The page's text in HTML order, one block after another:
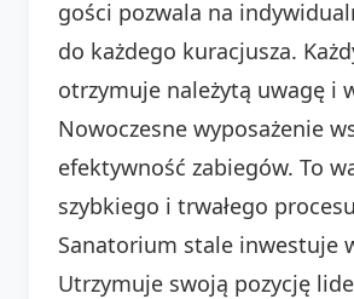
gości pozwala na
do każdego kuracjusza.
otrzymuje należytą uwagę i
Nowoczesne wyposażenie
efektywność zabiegów. To
szybkiego i trwałego
Sanatorium stale inwestuje
Utrzymuje swoją pozycję